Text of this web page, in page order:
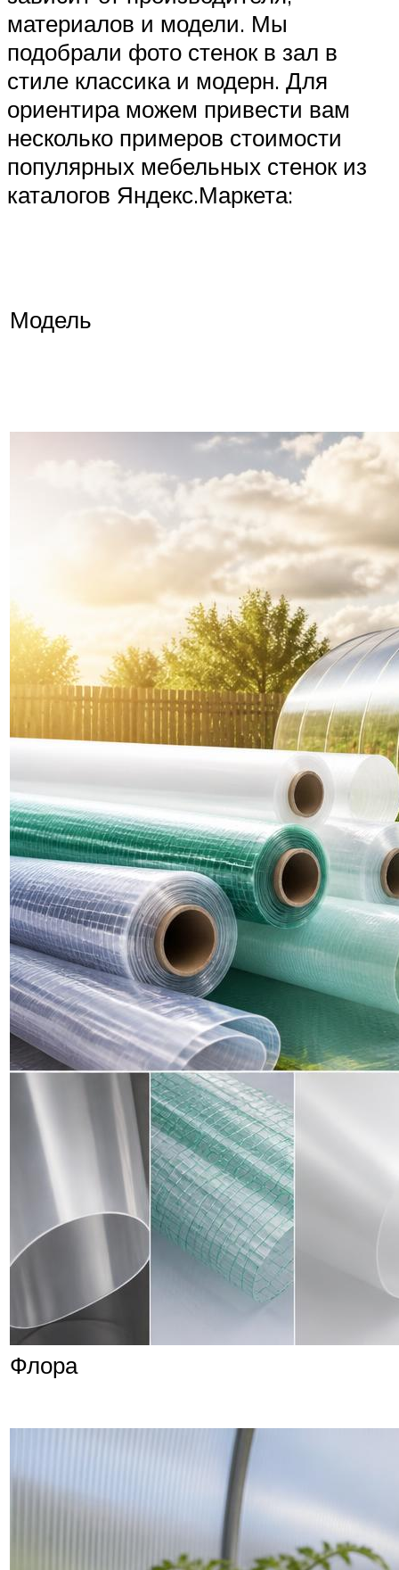
материалов и модели. Мы
подобрали фото стенок в зал в
стиле классика и модерн. Для
ориентира можем привести вам
несколько примеров стоимости
популярных мебельных стенок из
каталогов Яндекс.Маркета:
Модель
Флора